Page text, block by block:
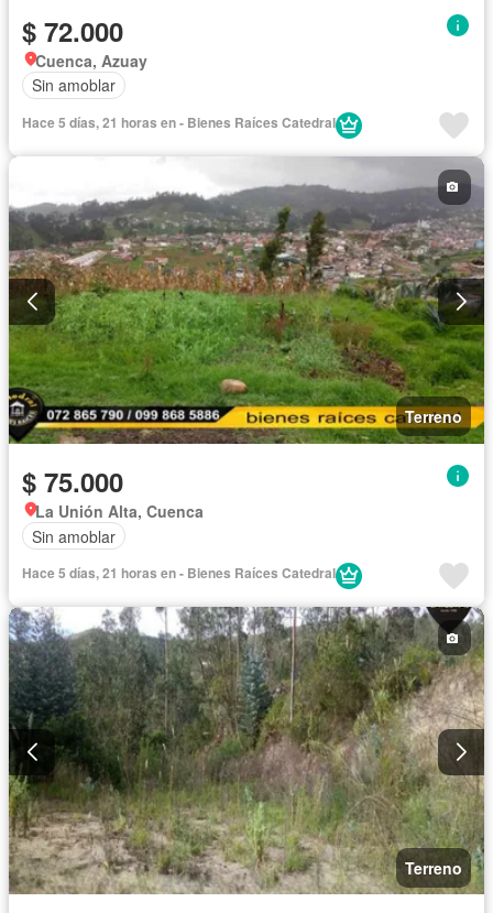
$ 72.000
Cuenca, Azuay
Sin amoblar
Hace 5 días, 21 horas en - Bienes Raíces Catedral
Terreno
$ 75.000
La Unión Alta, Cuenca
Sin amoblar
Hace 5 días, 21 horas en - Bienes Raíces Catedral
Terreno